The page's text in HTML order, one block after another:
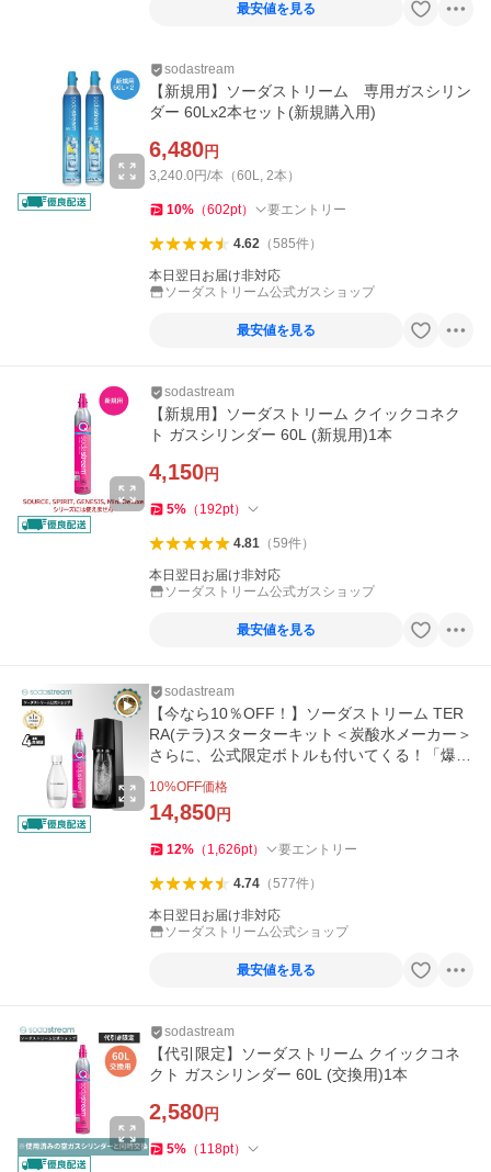
最安値を見る
sodastream
【新規用】ソーダストリーム 専用ガスシリン
ダー 60Lx2本セット(新規購入用)
6,480円
3,240.0円/本（60L, 2本）
10% （602pt） 要エントリー
4.62（585件）
本日翌日お届け非対応
ソーダストリーム公式ガスショップ
最安値を見る
sodastream
【新規用】ソーダストリーム クイックコネク
ト ガスシリンダー 60L (新規用)1本
4,150円
5% （ 192pt）
4.81（59件）
本日翌日お届け非対応
ソーダストリーム公式ガスショップ
最安値を見る
sodastream
【今なら10％OFF！】ソーダストリーム TER
RA(テラ)スターターキット＜炭酸水メーカー＞
さらに、公式限定ボトルも付いてくる！「爆
10%OFF価格
14,850円
12% （ 1,626pt） 要エントリー
4.74（577件）
本日翌日お届け非対応
ソーダストリーム公式ショップ
最安値を見る
sodastream
【代引限定】ソーダストリーム クイックコネ
クト ガスシリンダー 60L (交換用)1本
2,580円
5% （ 118pt）